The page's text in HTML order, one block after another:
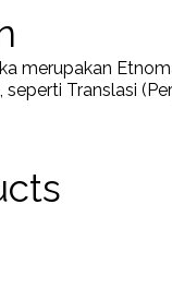
merupakan
Translasi